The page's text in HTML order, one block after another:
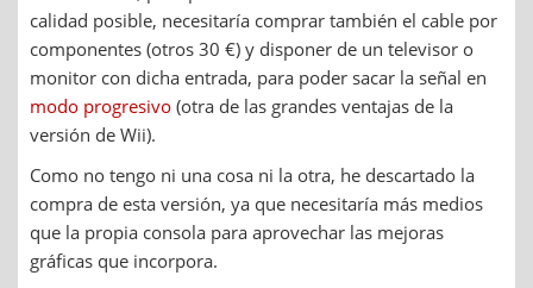
calidad posible, necesitaría comprar también el cable por
componentes (otros 30 €) y disponer de un televisor o
monitor con dicha entrada, para poder sacar la señal en
modo progresivo (otra de las grandes ventajas de la
versión de Wii).
Como no tengo ni una cosa ni la otra, he descartado la
compra de esta versión, ya que necesitaría más medios
que la propia consola para aprovechar las mejoras
gráficas que incorpora.